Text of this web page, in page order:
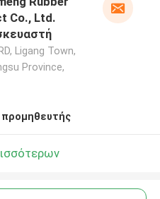
Co., Ltd.
Ligang Town,
Province,
προμηθευτής